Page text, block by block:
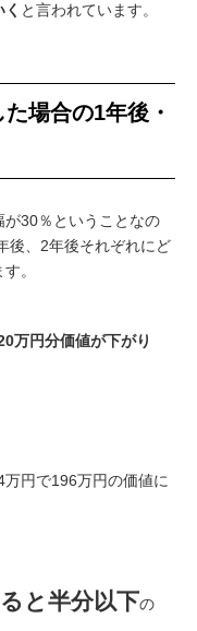
と言われています。
場合の1年後・
30％ということなの
後、2年後それぞれにど
。
万円分価値が下がり
円で196万円の価値に
と半分以下の